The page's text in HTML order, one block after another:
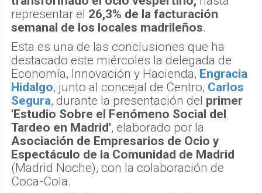
representar el 26,3% de la facturación
semanal de los locales madrileños.
Esta es una de las conclusiones que ha
destacado este miércoles la delegada de
Economía, Innovación y Hacienda, Engracia
Hidalgo, junto al concejal de Centro, Carlos
Segura, durante la presentación del primer
'Estudio Sobre el Fenómeno Social del
Tardeo en Madrid', elaborado por la
Asociación de Empresarios de Ocio y
Espectáculo de la Comunidad de Madrid
(Madrid Noche), con la colaboración de
Coca-Cola.